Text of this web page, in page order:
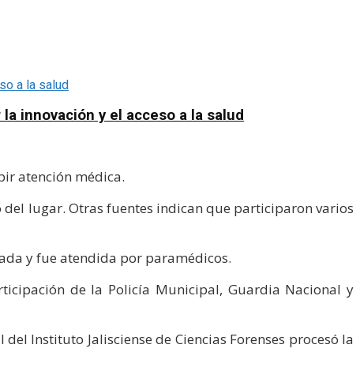
innovación y el acceso a la salud
atención médica.
lugar. Otras fuentes indican que participaron varios
y fue atendida por paramédicos.
de la Policía Municipal, Guardia Nacional y
Instituto Jalisciense de Ciencias Forenses procesó la